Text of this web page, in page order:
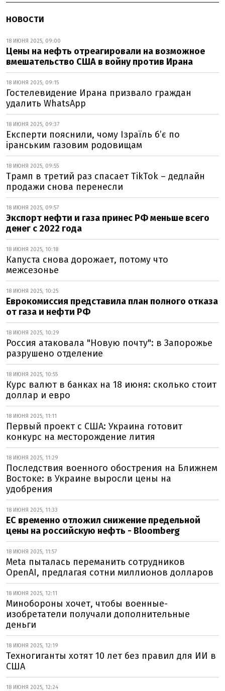
НОВОСТИ
18 ИЮНЯ 2025, 09:00
Цены на нефть отреагировали на возможное
вмешательство США в войну против Ирана
18 ИЮНЯ 2025, 09:15
Гостелевидение Ирана призвало граждан
удалить WhatsApp
18 ИЮНЯ 2025, 09:37
Експерти пояснили, чому Ізраїль б’є по
іранським газовим родовищам
18 ИЮНЯ 2025, 09:55
Трамп в третий раз спасает TikTok – дедлайн
продажи снова перенесли
18 ИЮНЯ 2025, 09:57
Экспорт нефти и газа принес РФ меньше всего
денег с 2022 года
18 ИЮНЯ 2025, 10:18
Капуста снова дорожает, потому что
межсезонье
18 ИЮНЯ 2025, 10:25
Еврокомиссия представила план полного отказа
от газа и нефти РФ
18 ИЮНЯ 2025, 10:29
Россия атаковала "Новую почту": в Запорожье
разрушено отделение
18 ИЮНЯ 2025, 10:55
Курс валют в банках на 18 июня: сколько стоит
доллар и евро
18 ИЮНЯ 2025, 11:11
Первый проект с США: Украина готовит
конкурс на месторождение лития
18 ИЮНЯ 2025, 11:29
Последствия военного обострения на Ближнем
Востоке: в Украине выросли цены на
удобрения
18 ИЮНЯ 2025, 11:33
ЕС временно отложил снижение предельной
цены на российскую нефть - Bloomberg
18 ИЮНЯ 2025, 11:57
Meta пыталась переманить сотрудников
OpenAI, предлагая сотни миллионов долларов
18 ИЮНЯ 2025, 12:11
Минобороны хочет, чтобы военные-
изобретатели получали дополнительные
деньги
18 ИЮНЯ 2025, 12:19
Техногиганты хотят 10 лет без правил для ИИ в
США
18 ИЮНЯ 2025, 12:24